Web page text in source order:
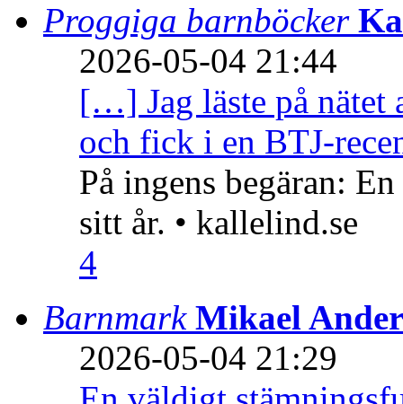
Proggiga barnböcker
2026-05-04 21:44
[…] Jag läste på nätet
och fick i en BTJ-
På ingens begäran:
sitt år. • kallelind.se
4
Barnmark Mikael
2026-05-04 21:29